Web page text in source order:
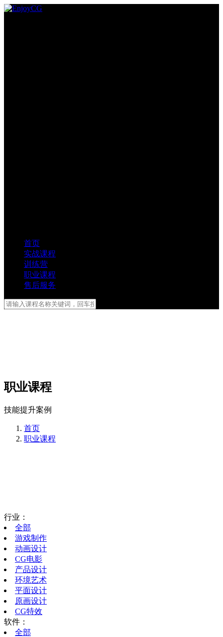
首页
实战课程
训练营
职业课程
售后服务
职业课程
技能提升案例
首页
职业课程
行业：
全部
游戏制作
动画设计
CG电影
产品设计
环境艺术
平面设计
原画设计
CG特效
软件：
全部